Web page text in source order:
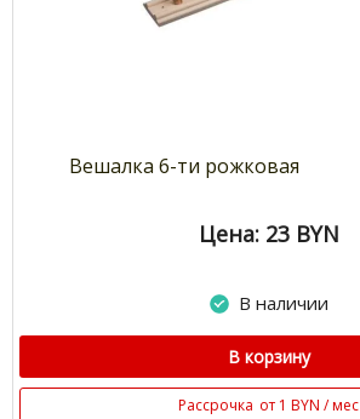
Вешалка 6-ти рожковая
Цена: 23 BYN
В наличии
В корзину
Рассрочка от 1 BYN / мес